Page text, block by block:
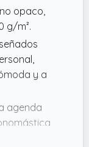
opaco,
g/m².
y a
agenda
e